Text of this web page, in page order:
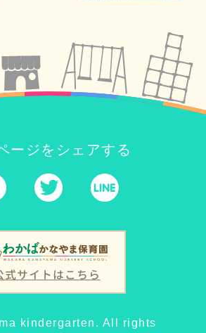
ージをシェアする
式サイトはこちら
kindergarten. All rights